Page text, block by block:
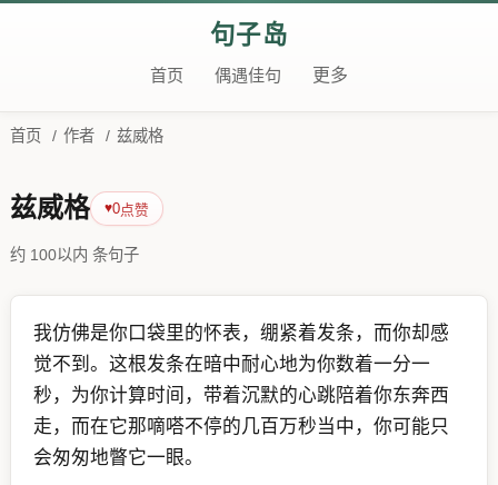
句子岛
首页 偶遇佳句 更多
首页 / 作者 / 兹威格
兹威格 ♥0点赞
约 100以内 条句子
我仿佛是你口袋里的怀表，绷紧着发条，而你却感
觉不到。这根发条在暗中耐心地为你数着一分一
秒，为你计算时间，带着沉默的心跳陪着你东奔西
走，而在它那嘀嗒不停的几百万秒当中，你可能只
会匆匆地瞥它一眼。